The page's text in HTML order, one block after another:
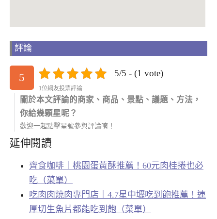
評論
5 5/5 - (1 vote)
1位網友投票評論
關於本文評論的商家、商品、景點、議題、方法，
你給幾顆星呢？
歡迎一起點擊星號參與評論唷！
延伸閱讀
齊食咖啡｜桃園蛋黃酥推薦！60元肉桂捲也必
吃（菜單）
吃肉肉燒肉專門店｜4.7星中壢吃到飽推薦！連
厚切生魚片都能吃到飽（菜單）